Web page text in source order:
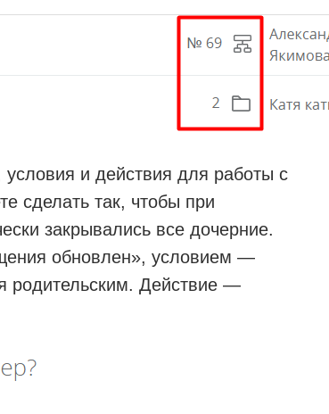
и действия для работы с
сделать так, чтобы при
закрывались все дочерние.
обновлен», условием —
родительским. Действие —